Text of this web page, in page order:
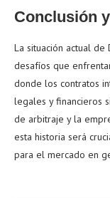
Conclusión
La situación actual
desafíos que
donde los contratos
legales y financieros
de arbitraje y la
esta historia será
para el mercado en